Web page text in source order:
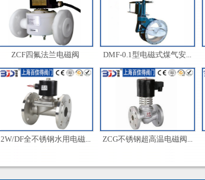
ZCF四氟法兰电磁阀 DMF-0.1型电磁式煤气安...
2W/DF全不锈钢水用电磁... ZCG不锈钢超高温电磁阀...